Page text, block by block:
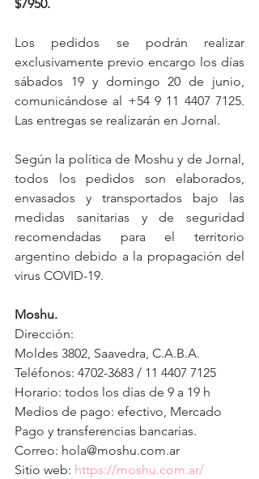
$7950.
Los pedidos se podrán realizar
exclusivamente previo encargo los días
sábados 19 y domingo 20 de junio,
comunicándose al +54 9 11 4407 7125.
Las entregas se realizarán en Jornal.
Según la política de Moshu y de Jornal,
todos los pedidos son elaborados,
envasados y transportados bajo las
medidas sanitarias y de seguridad
recomendadas para el territorio
argentino debido a la propagación del
virus COVID-19.
Moshu.
Dirección:
Moldes 3802, Saavedra, C.A.B.A.
Teléfonos: 4702-3683 / 11 4407 7125
Horario: todos los días de 9 a 19 h
Medios de pago: efectivo, Mercado
Pago y transferencias bancarias.
Correo: hola@moshu.com.ar
Sitio web: https://moshu.com.ar/